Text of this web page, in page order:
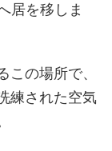
居を移しま
の場所で、
練された空気